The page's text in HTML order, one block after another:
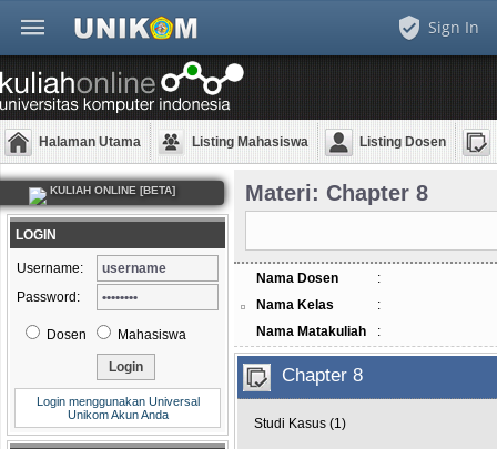
Sign In
Halaman Utama Listing Mahasiswa Listing Dosen
KULIAH ONLINE [BETA]
LOGIN
Username:
Password:
Dosen Mahasiswa
Login menggunakan Universal
Unikom Akun Anda
Materi: Chapter 8
Nama Dosen
:
Nama Kelas
:
Nama Matakuliah
:
Chapter 8
Studi Kasus (1)